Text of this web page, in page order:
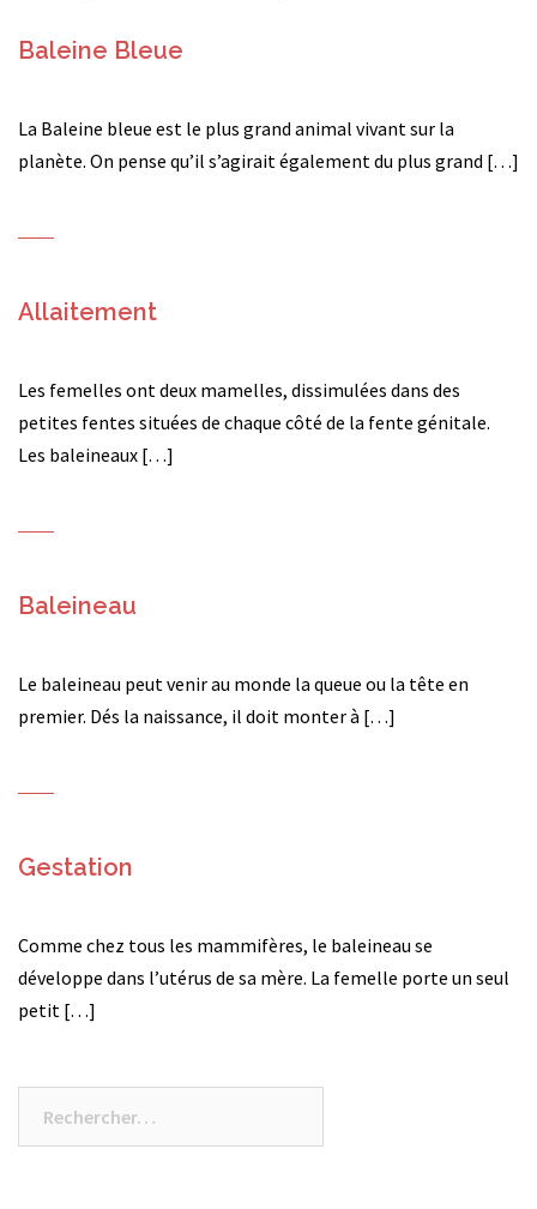
Baleine Bleue
La Baleine bleue est le plus grand animal vivant sur la
planète. On pense qu’il s’agirait également du plus grand […]
Allaitement
Les femelles ont deux mamelles, dissimulées dans des
petites fentes situées de chaque côté de la fente génitale.
Les baleineaux […]
Baleineau
Le baleineau peut venir au monde la queue ou la tête en
premier. Dés la naissance, il doit monter à […]
Gestation
Comme chez tous les mammifères, le baleineau se
développe dans l’utérus de sa mère. La femelle porte un seul
petit […]